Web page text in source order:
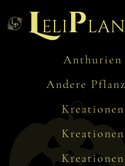
Lelip
Anthurien
Andere
Kreationen
Kreationen
Kreationen